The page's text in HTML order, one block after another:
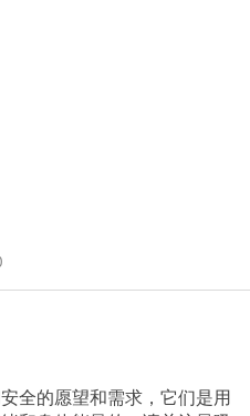
全的愿望和需求，它们是用